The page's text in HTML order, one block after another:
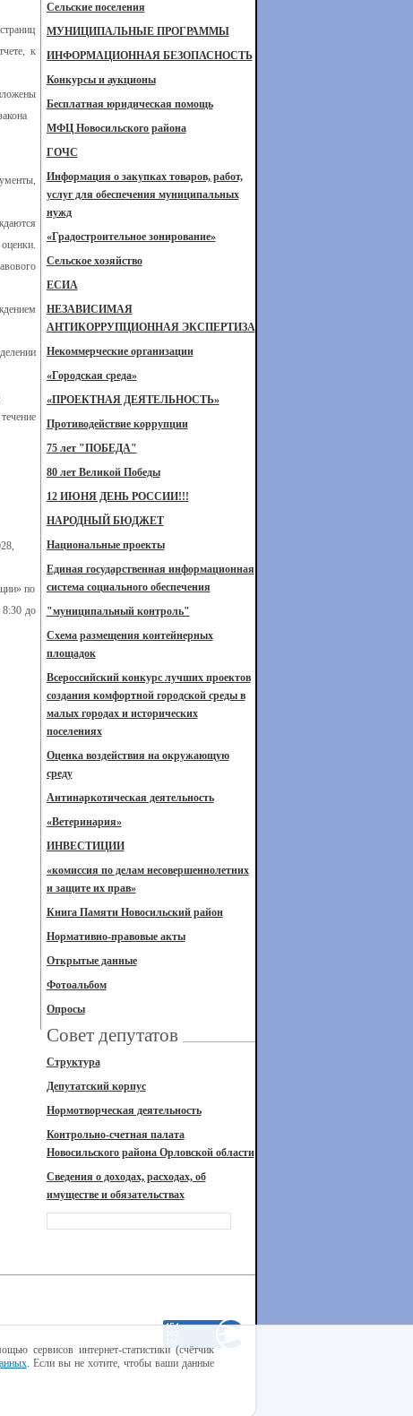
к
по
8:30 до
Сельские поселения
МУНИЦИПАЛЬНЫЕ ПРОГРАММЫ
ИНФОРМАЦИОННАЯ БЕЗОПАСНОСТЬ
Конкурсы и аукционы
Бесплатная юридическая помощь
МФЦ Новосильского района
ГОЧС
Информация о закупках товаров, работ,
услуг для обеспечения муниципальных
нужд
«Градостроительное зонирование»
Сельское хозяйство
ЕСИА
НЕЗАВИСИМАЯ
АНТИКОРРУПЦИОННАЯ ЭКСПЕРТИЗА
Некоммерческие организации
«Городская среда»
«ПРОЕКТНАЯ ДЕЯТЕЛЬНОСТЬ»
Противодействие коррупции
75 лет "ПОБЕДА"
80 лет Великой Победы
12 ИЮНЯ ДЕНЬ РОССИИ!!!
НАРОДНЫЙ БЮДЖЕТ
Национальные проекты
Единая государственная информационная
система социального обеспечения
"муниципальный контроль"
Схема размещения контейнерных
площадок
Всероссийский конкурс лучших проектов
создания комфортной городской среды в
малых городах и исторических
поселениях
Оценка воздействия на окружающую
среду
Антинаркотическая деятельность
«Ветеринария»
ИНВЕСТИЦИИ
«комиссия по делам несовершеннолетних
и защите их прав»
Книга Памяти Новосильский район
Нормативно-правовые акты
Открытые данные
Фотоальбом
Опросы
Совет депутатов
Структура
Депутатский корпус
Нормотворческая деятельность
Контрольно-счетная палата
Новосильского района Орловской области
Сведения о доходах, расходах, об
имуществе и обязательствах
сервисов интернет-статистики (счётчик
. Если вы не хотите, чтобы ваши данные